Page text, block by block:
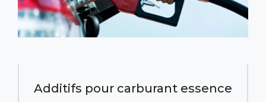
Additifs pour carburant essence